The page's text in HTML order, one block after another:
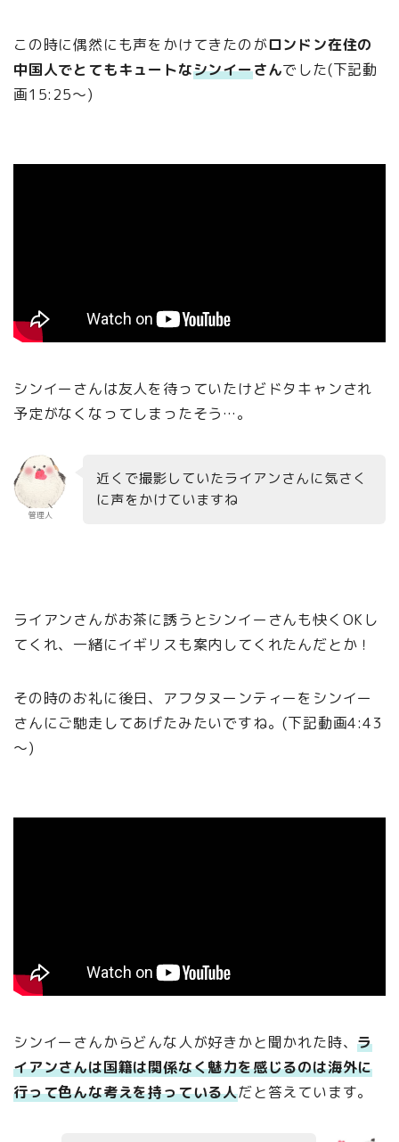
この時に偶然にも声をかけてきたのがロンドン在住の
中国人でとてもキュートなシンイーさんでした(下記動
画15:25～)
シンイーさんは友人を待っていたけどドタキャンされ
予定がなくなってしまったそう…。
管理人
近くで撮影していたライアンさんに気さく
に声をかけていますね
ライアンさんがお茶に誘うとシンイーさんも快くOKし
てくれ、一緒にイギリスも案内してくれたんだとか！
その時のお礼に後日、アフタヌーンティーをシンイー
さんにご馳走してあげたみたいですね。(下記動画4:43
～)
シンイーさんからどんな人が好きかと聞かれた時、ラ
イアンさんは国籍は関係なく魅力を感じるのは海外に
行って色んな考えを持っている人だと答えています。